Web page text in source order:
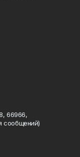
66966,
сообщений)